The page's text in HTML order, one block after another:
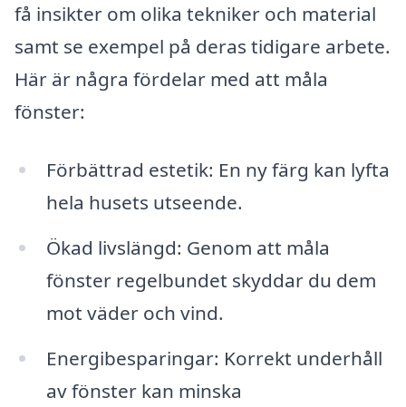
få insikter om olika tekniker och material
samt se exempel på deras tidigare arbete.
Här är några fördelar med att måla
fönster:
Förbättrad estetik: En ny färg kan lyfta
hela husets utseende.
Ökad livslängd: Genom att måla
fönster regelbundet skyddar du dem
mot väder och vind.
Energibesparingar: Korrekt underhåll
av fönster kan minska